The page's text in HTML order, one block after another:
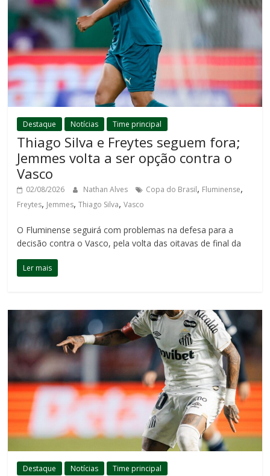
Destaque Notícias Time principal
Thiago Silva e Freytes seguem fora;
Jemmes volta a ser opção contra o
Vasco
02/08/2026 Nathan Alves Copa do Brasil, Fluminense,
Freytes, Jemmes,Thiago Silva,Vasco
O Fluminense seguirá com problemas na defesa para a
decisão contra o Vasco, pela volta das oitavas de final da
Ler mais
Destaque Notícias Time principal